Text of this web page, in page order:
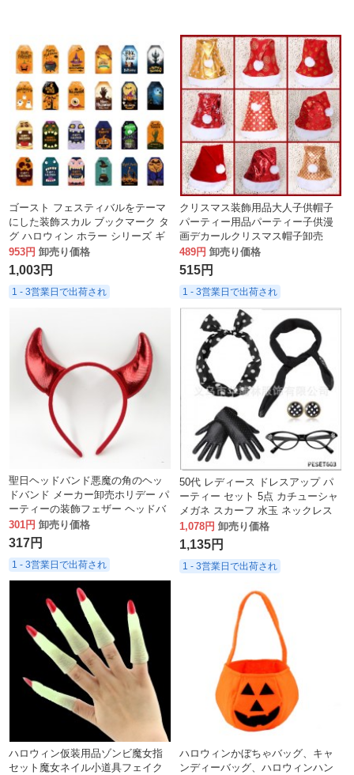
ゴースト フェスティバルをテーマ
にした装飾スカル ブックマーク タ
グ ハロウィン ホラー シリーズ ギ
フト タグ
953円 卸売り価格
1,003円
1 - 3営業日で出荷され
クリスマス装飾用品大人子供帽子
パーティー用品パーティー子供漫
画デカールクリスマス帽子卸売
489円 卸売り価格
515円
1 - 3営業日で出荷され
聖日ヘッドバンド悪魔の角のヘッ
ドバンド メーカー卸売ホリデー パ
ーティーの装飾フェザー ヘッドバ
ンド
301円 卸売り価格
317円
1 - 3営業日で出荷され
50代 レディース ドレスアップ パ
ーティー セット 5点 カチューシャ
メガネ スカーフ 水玉 ネックレス
イヤリング デコレーション
1,078円 卸売り価格
1,135円
1 - 3営業日で出荷され
ハロウィン仮装用品ゾンビ魔女指
セット魔女ネイル小道具フェイク
ハロウィンかぼちゃバッグ、キャ
ンディーバッグ、ハロウィンハン